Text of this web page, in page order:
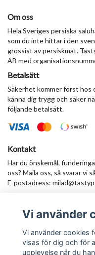
Om oss
Hela Sveriges persiska
som du inte hittar i den
grossist av persiskmat.
AB med
Betalsätt
Säkerhet kommer först hos
känna dig trygg och säker
följande betalsätt.
Kontakt
Har du önskemål,
oss? Maila oss, så svarar vi
E-postadress:
Anmäl dig till vårt
Vi använder
Vi använder cookies
visas för dig och för
upplevelse när du